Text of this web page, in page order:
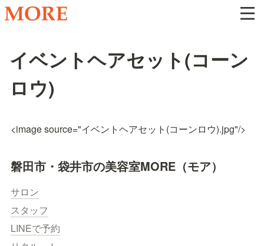
イベントヘアセット(コーン
ロウ)
<image source="イベントヘアセット(コーンロウ).jpg"/>
磐田市・袋井市の美容室MORE（モア）
サロン
スタッフ
LINEで予約